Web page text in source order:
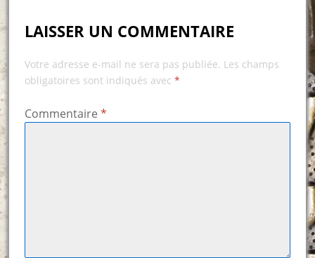
LAISSER UN COMMENTAIRE
Votre adresse e-mail ne sera pas publiée. Les champs
obligatoires sont indiqués avec *
Commentaire *